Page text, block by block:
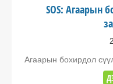
SOS: Агаарын
Агаарын бохирдол